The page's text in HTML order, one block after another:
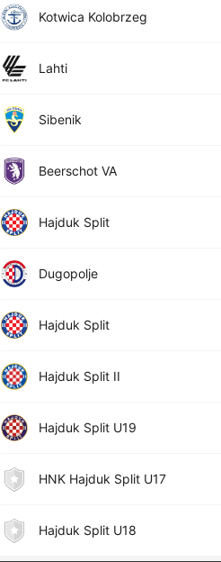
Kotwica Kolobrzeg
Lahti
Sibenik
Beerschot VA
Hajduk Split
Dugopolje
Hajduk Split
Hajduk Split II
Hajduk Split U19
HNK Hajduk Split U17
Hajduk Split U18